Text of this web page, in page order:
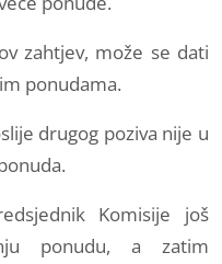
zahtjev, može se dati
ponudama.
drugog poziva nije u
Komisije još
ponudu, a zatim